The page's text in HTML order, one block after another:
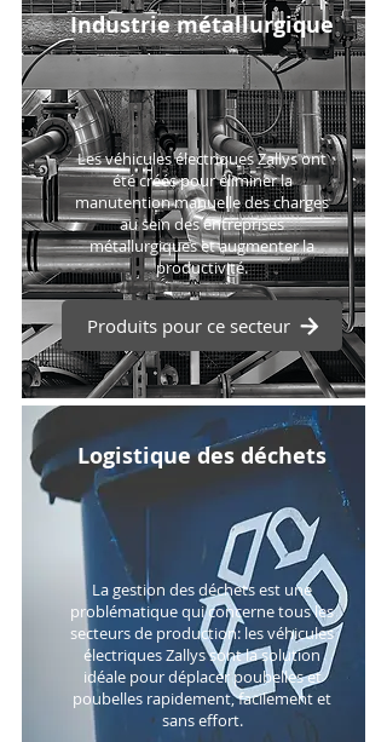
Industrie métallurgique
Les véhicules électriques Zallys ont
été créés pour éliminer la
manutention manuelle des charges
au sein des entreprises
métallurgiques et augmenter la
productivité.
Produits pour ce secteur
Logistique des déchets
La gestion des déchets est une
problématique qui concerne tous les
secteurs de production: les véhicules
électriques Zallys sont la solution
idéale pour déplacer poubelles et
poubelles rapidement, facilement et
sans effort.